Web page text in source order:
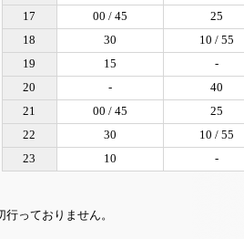
17
00 / 45
25
18
30
10 / 55
19
15
-
20
-
40
21
00 / 45
25
22
30
10 / 55
23
10 -
っておりません。